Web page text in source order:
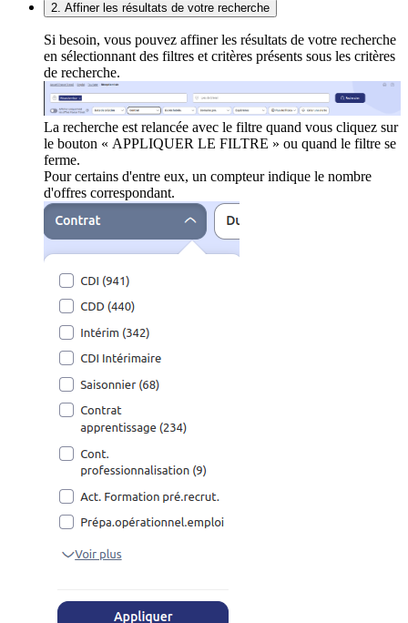
2. Affiner les résultats de votre recherche
Si besoin, vous pouvez affiner les résultats de votre recherche
en sélectionnant des filtres et critères présents sous les critères
de recherche.
La recherche est relancée avec le filtre quand vous cliquez sur
le bouton « APPLIQUER LE FILTRE » ou quand le filtre se
ferme.
Pour certains d'entre eux, un compteur indique le nombre
d'offres correspondant.